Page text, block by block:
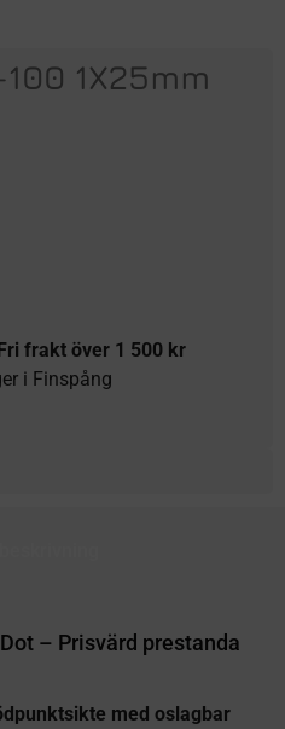
1X25mm
Fri frakt över 1 500 kr
i Finspång
– Prisvärd prestanda
med oslagbar